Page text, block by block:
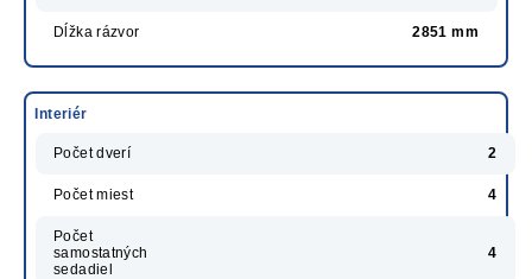
Dĺžka rázvor 2851 mm
Interiér
Počet dverí 2
Počet miest 4
Počet
samostatných
sedadiel
4